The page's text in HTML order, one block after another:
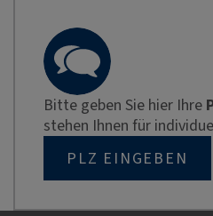
Bitte geben Sie hier Ihre
stehen Ihnen für
PLZ EINGEBEN